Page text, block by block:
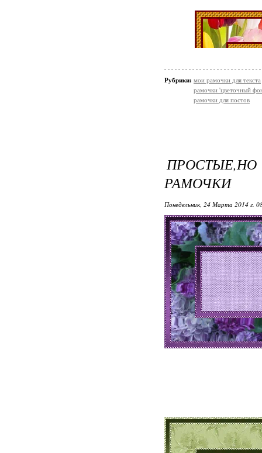
Рубрики: мои рамочки для текста
рамочки 'цветочный
рамочки для постов
РАМОЧКИ
Понедельник, 24 Марта 2014 г.